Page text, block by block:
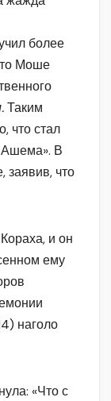
более
Моше
Таким
что стал
Ашема». В
заявив, что
и он
ему
наголо
«Что с